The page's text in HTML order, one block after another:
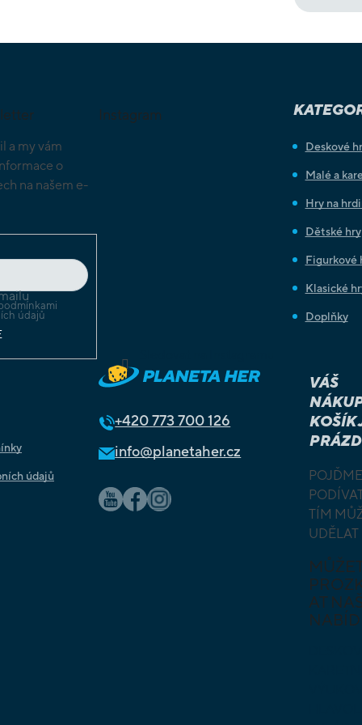
a my vám
o
na našem e-
údajů
Instagram
Deskové
Malé a
Hry na
Dětské hry
Figurkové
Klasické
Doplňky
údajů
+420773 700 126
info@planetaher.cz
VÁŠ
KOŠÍK
TÍM
UDĚLAT
AT